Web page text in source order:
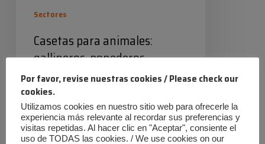
Sectores
Casetas para animales:
gallineros, ponederos,
casetas para perros y/o
pájaros.
Industrias Químicas Iris ofrece calidad
y seguridad en el hogar y en centros
Por favor, revise nuestras cookies / Please check our
cookies.
Utilizamos cookies en nuestro sitio web para ofrecerle la
experiencia más relevante al recordar sus preferencias y
visitas repetidas. Al hacer clic en "Aceptar", consiente el
uso de TODAS las cookies. / We use cookies on our